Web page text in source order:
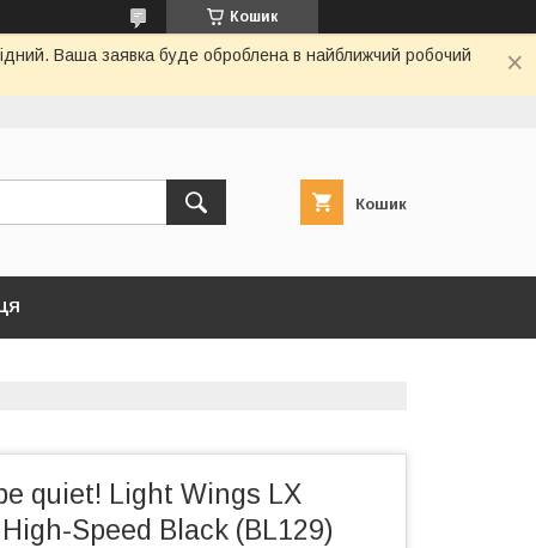
Кошик
Ваша заявка буде оброблена в найближчий робочий
Кошик
quiet! Light Wings LX
Speed Black (BL129)